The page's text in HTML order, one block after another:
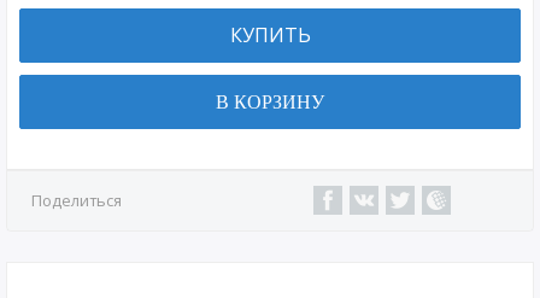
КУПИТЬ
В КОРЗИНУ
Поделиться